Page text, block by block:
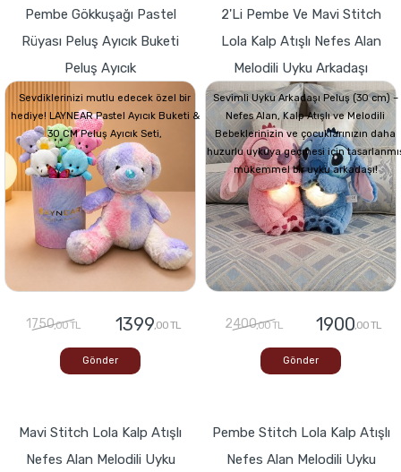
Pembe Gökkuşağı Pastel
Rüyası Peluş Ayıcık Buketi
Peluş Ayıcık
Sevdiklerinizi mutlu edecek özel bir
hediye! LAYNEAR Pastel Ayıcık Buketi &
30 CM Peluş Ayıcık Seti,
1750,00 TL 1399,00 TL
Gönder
2'li Pembe Ve Mavi Stitch
Lola Kalp Atışlı Nefes Alan
Melodili Uyku Arkadaşı
Sevimli Uyku Arkadaşı Peluş (30 cm) –
Nefes Alan, Kalp Atışlı ve Melodili
Bebeklerinizin ve çocuklarınızın daha
huzurlu uykuya geçmesi için
mükemmel bir uyku arkadaşı!
2400,00 TL 1900,00 TL
Gönder
Mavi Stitch Lola Kalp Atışlı
Nefes Alan Melodili Uyku
Pembe Stitch Lola Kalp Atışlı
Nefes Alan Melodili Uyku